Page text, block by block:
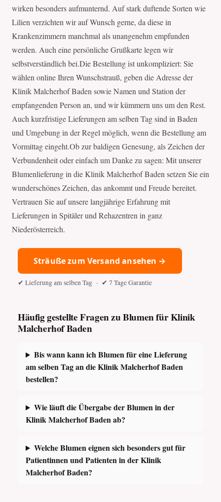
wirken besonders aufmunternd. Auf stark duftende Sorten wie
Lilien verzichten wir auf Wunsch gerne, da diese in
Krankenzimmern manchmal als unangenehm empfunden
werden. Auch eine persönliche Grußkarte legen wir
selbstverständlich bei.Die Bestellung ist unkompliziert: Sie
wählen online Ihren Wunschstrauß, geben die Adresse der
Klinik Malcherhof Baden sowie Namen und Station der
empfangenden Person an, und wir kümmern uns um den Rest.
Auch kurzfristige Lieferungen am selben Tag sind in Baden
und Umgebung in der Regel möglich, wenn die Bestellung am
Vormittag eingeht.Ob zur baldigen Genesung, als Zeichen der
Verbundenheit oder einfach um Danke zu sagen: Mit unserer
Blumenlieferung in die Klinik Malcherhof Baden setzen Sie ein
wunderschönes Zeichen, das ankommt und Freude bereitet.
Vertrauen Sie auf unsere langjährige Erfahrung mit
Lieferungen in Spitäler und Rehazentren in ganz
Niederösterreich.
Sträuße zum Versand ansehen →
✔ Lieferung am selben Tag · ✔ 7 Tage Garantie
Häufig gestellte Fragen zu Blumen für Klinik
Malcherhof Baden
Bis wann kann ich Blumen für eine Lieferung
am selben Tag an die Klinik Malcherhof Baden
bestellen?
Wie läuft die Übergabe der Blumen in der
Klinik Malcherhof Baden ab?
Welche Blumen eignen sich besonders gut für
Patientinnen und Patienten in der Klinik
Malcherhof Baden?